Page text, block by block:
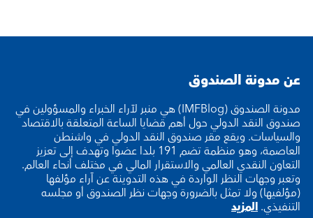
عن مدونة الصندوق
مدونة الصندوق (IMFBlog) هي منبر لآراء الخبراء والمسؤولين في
صندوق النقد الدولي حول أهم قضايا الساعة المتعلقة بالاقتصاد
والسياسات. ويقع مقر صندوق النقد الدولي في واشنطن
العاصمة، وهو منظمة تضم 191 بلدا عضوا وتهدف إلى تعزيز
التعاون النقدي العالمي والاستقرار المالي في مختلف أنحاء العالم.
وتعبر وجهات النظر الواردة في هذه التدوينة عن آراء مؤلفها
(مؤلفيها) ولا تمثل بالضرورة وجهات نظر الصندوق أو مجلسه
التنفيذي.المزيد